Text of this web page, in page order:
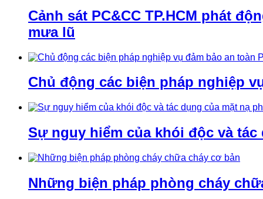
Cảnh sát PC&CC TP.HCM phát
mưa lũ
Chủ động các biện pháp nghiệp
Sự nguy hiểm của khói độc và
Những biện pháp phòng cháy